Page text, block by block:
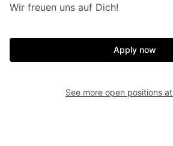
Wir freuen uns auf Dich!
Apply now
See more open positions at